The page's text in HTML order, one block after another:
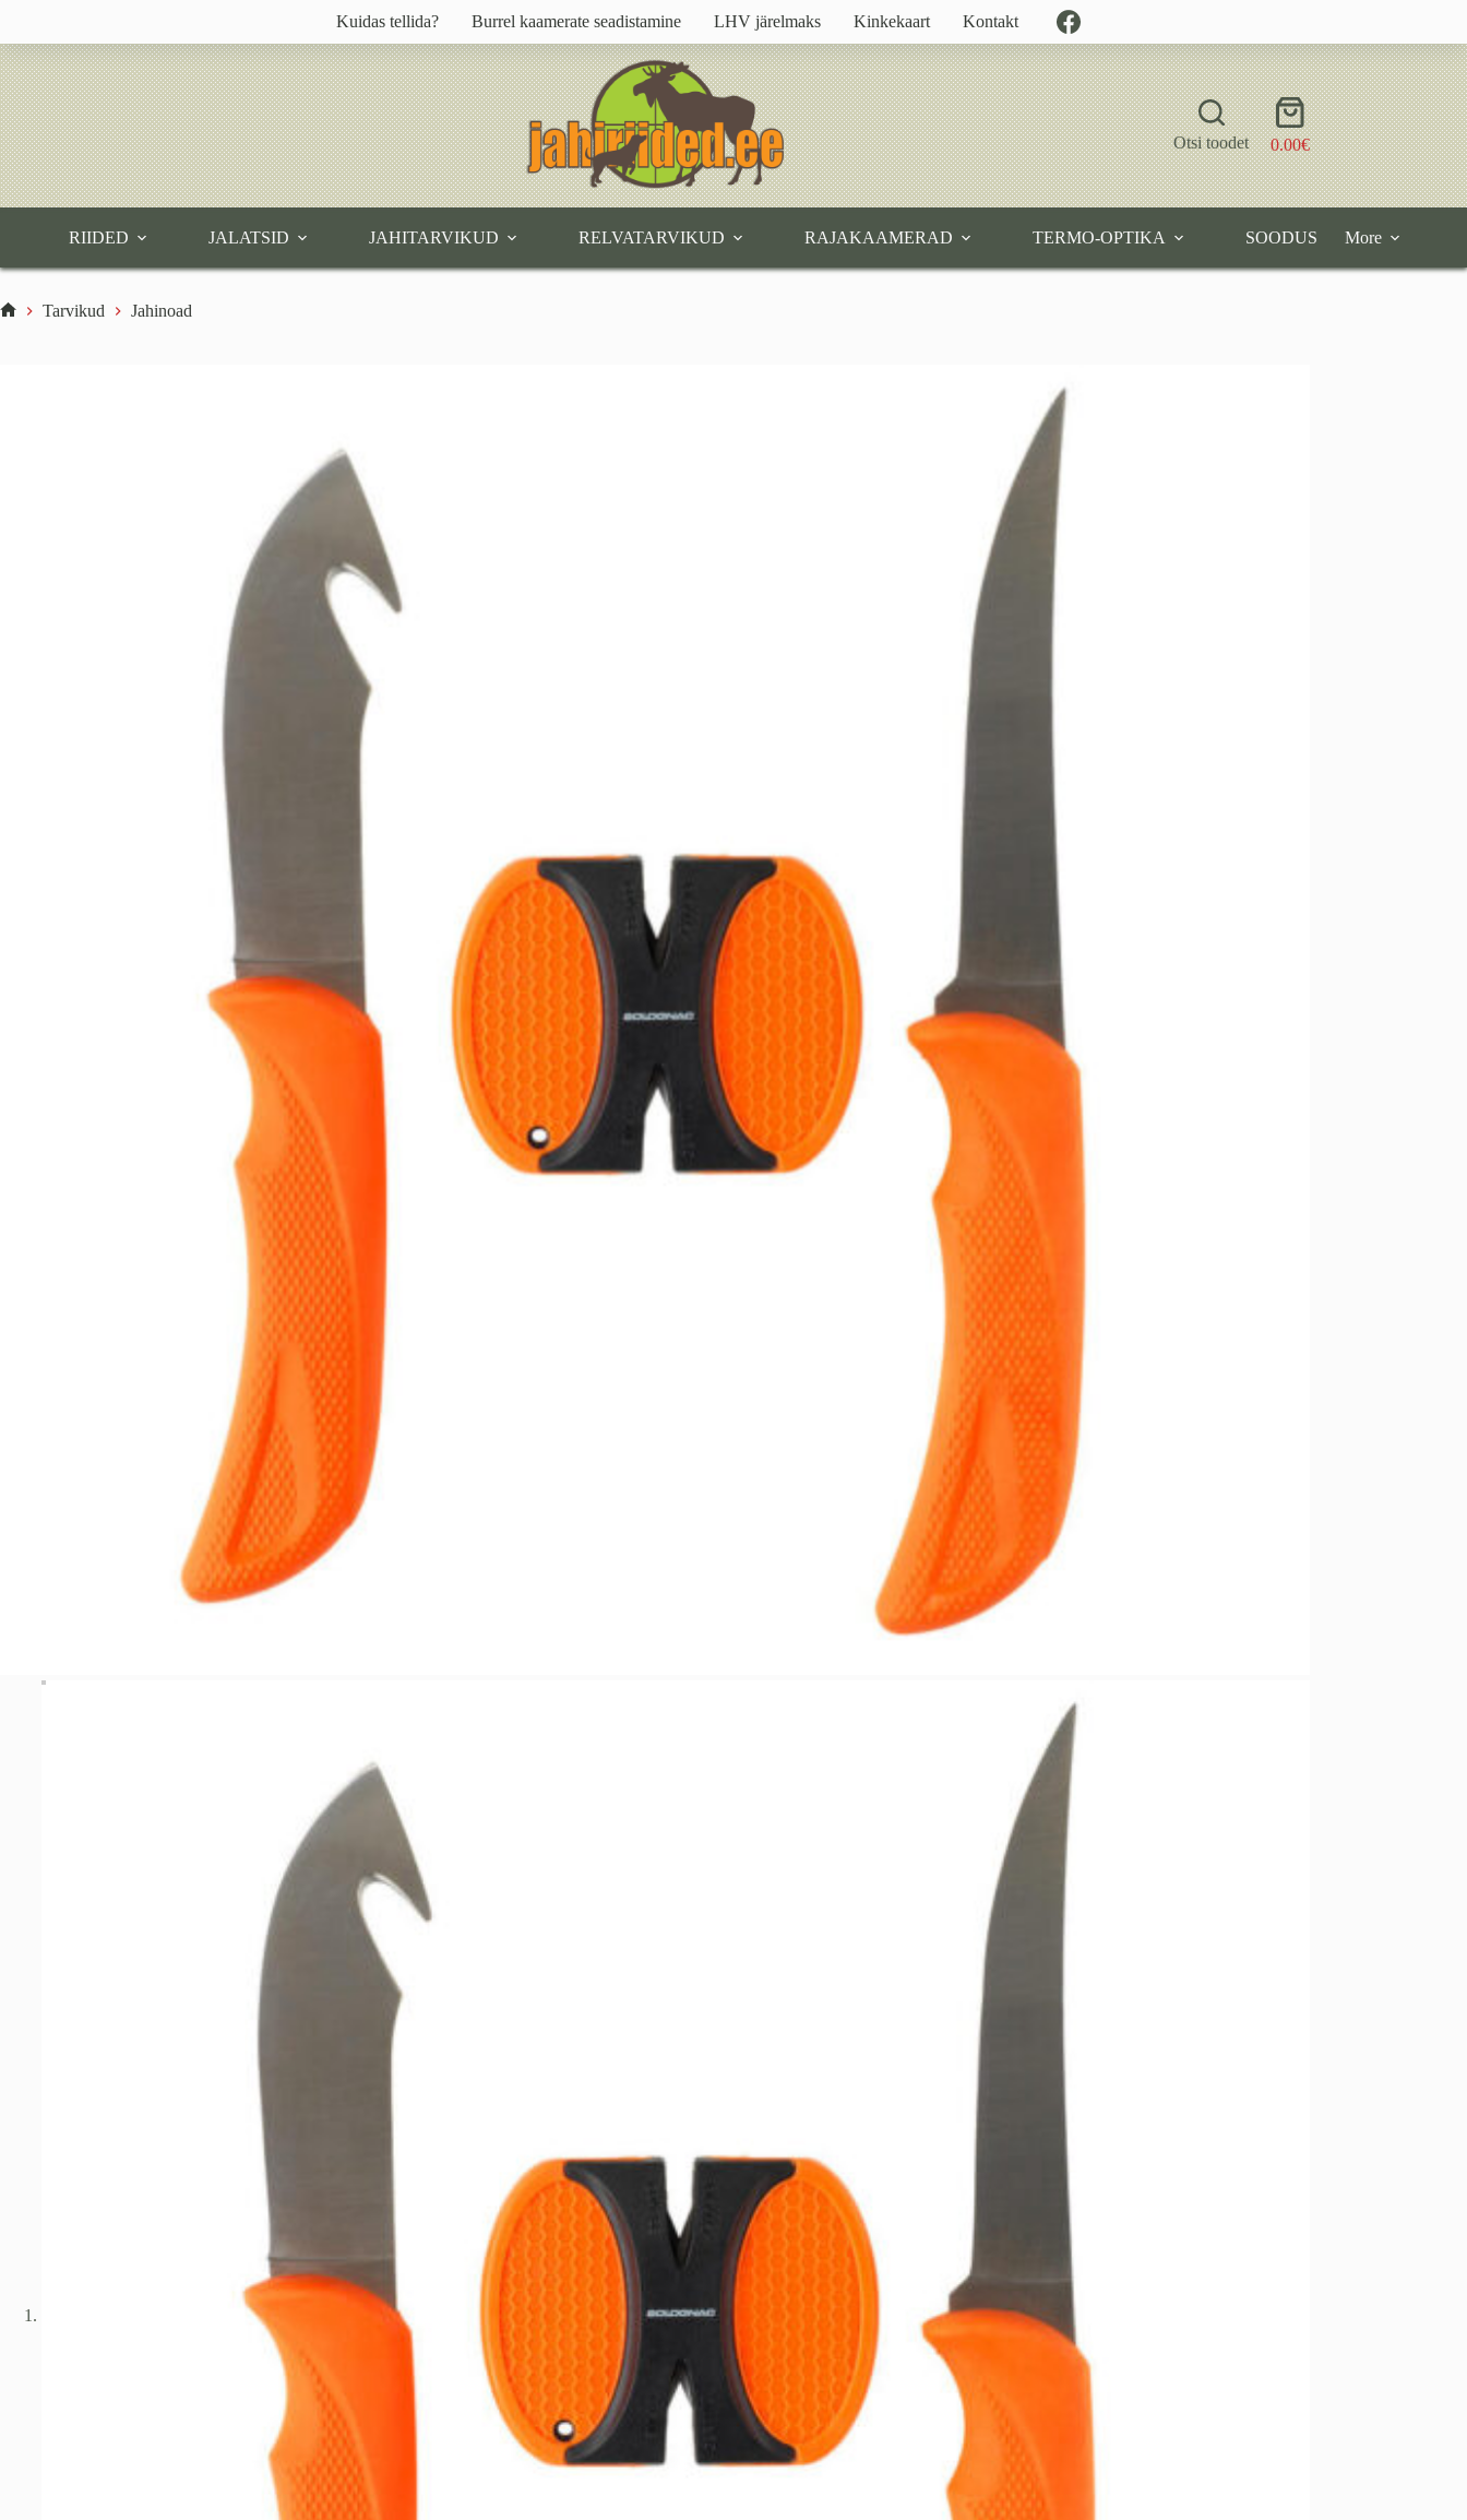
content
Kuidas tellida? Burrel kaamerate seadistamine LHV järelmaks Kinkekaart Kontakt
Otsi toodet
Shopping
cart
0.00€
RIIDED JALATSID JAHITARVIKUD RELVATARVIKUD RAJAKAAMERAD TERMO-OPTIKA SOODUS More
Tarvikud Jahinoad